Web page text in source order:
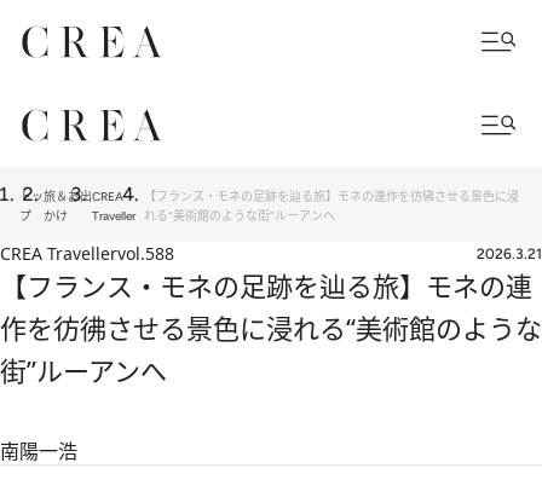
トッ
プ
旅＆お出
かけ
CREA
Traveller
【フランス・モネの足跡を辿る旅】モネの連作を彷彿させる景色に浸
れる“美術館のような街”ルーアンへ
CREA Travellervol.588 2026.3.21
【フランス・モネの足跡を辿る旅】モネの連
作を彷彿させる景色に浸れる“美術館のような
街”ルーアンへ
南陽一浩